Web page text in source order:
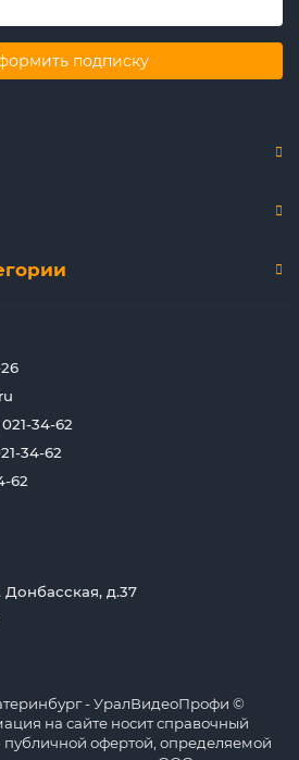
подписку
34-62
34-62
62
Донбасская, д.37
- УралВидеоПрофи ©
на сайте носит справочный
публичной офертой, определяемой